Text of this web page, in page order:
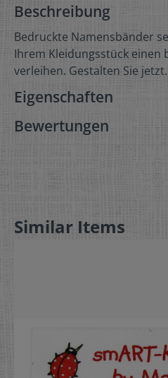
Beschreibung
Bedruckte Namensbänder
Ihrem Kleidungsstück einen
verleihen. Gestalten Sie
Eigenschaften
Bewertungen
Similar Items